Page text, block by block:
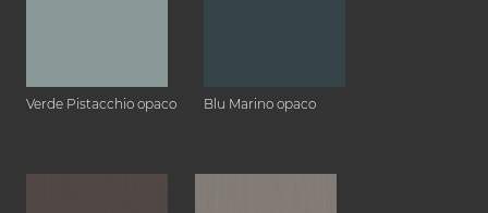
Verde Pistacchio opaco Blu Marino opaco